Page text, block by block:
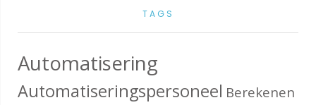
TAGS
Automatisering
Automatiseringspersoneel Berekenen